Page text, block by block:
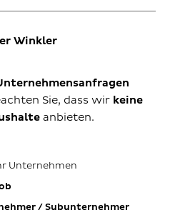
Winkler
Sie, dass wir keine
anbieten.
Unternehmen
/ Subunternehmer